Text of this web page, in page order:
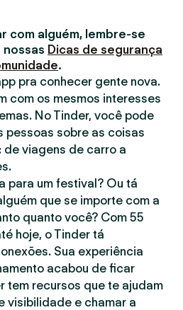
com alguém, lembre-se
Dicas de segurança
.
pra conhecer gente nova.
com os mesmos interesses
No Tinder, você pode
pessoas sobre as coisas
viagens de carro a
para um festival? Ou tá
que se importe com a
quanto você? Com 55
hoje, o Tinder tá
Sua experiência
acabou de ficar
tem recursos que te ajudam
visibilidade e chamar a